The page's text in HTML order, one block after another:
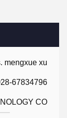
mengxue xu
67834796
CO